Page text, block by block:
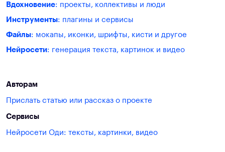
Вдохновение: проекты, коллективы и люди
Инструменты: плагины и сервисы
Файлы: мокапы, иконки, шрифты, кисти и другое
Нейросети: генерация текста, картинок и видео
Авторам
Прислать статью или рассказ о проекте
Сервисы
Нейросети Оди: тексты, картинки, видео